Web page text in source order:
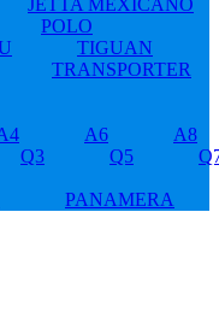
JETTA MEXICANO
POLO
TIGUAN
TRANSPORTER
A6
A8
Q3 Q5
PANAMERA